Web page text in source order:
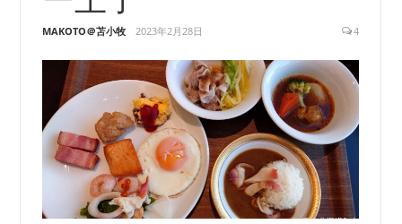
MAKOTO＠苫小牧 2023年2月28日 4